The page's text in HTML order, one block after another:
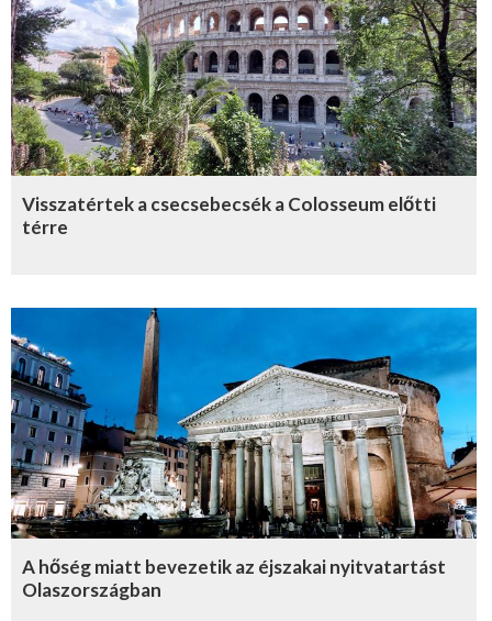
Visszatértek a csecsebecsék a Colosseum előtti
térre
A hőség miatt bevezetik az éjszakai nyitvatartást
Olaszországban